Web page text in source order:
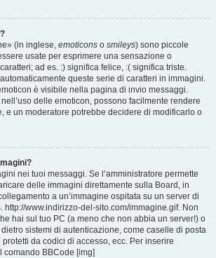
(in inglese, emoticons o smileys) sono piccole
usate per esprimere una sensazione o
ad es. :) significa felice, :( significa triste.
queste serie di caratteri in immagini.
è visibile nella pagina di invio messaggi.
delle emoticon, possono facilmente rendere
e un moderatore potrebbe decidere di modificarlo o
nei tuoi messaggi. Se l’amministratore permette
delle immagini direttamente sulla Board, in
a un’immagine ospitata su un server di
http://www.indirizzo-del-sito.com/immagine.gif. Non
hai sul tuo PC (a meno che non abbia un server!) o
sistemi di autenticazione, come caselle di posta
da codici di accesso, ecc. Per inserire
comando BBCode [img]